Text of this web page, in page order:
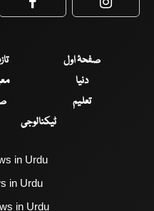
Facebook
صفحۂ اول
دنیا
تعلیم
ٹیکنالوجی
in Urdu
in Urdu
in Urdu